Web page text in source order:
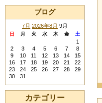
ブログ
7月 2026年8月 9月
日 月 火 水 木 金 土
1
2
3 4 5 6 7
8
9
10 11 12 13 14
15
16
17 18 19 20 21
22
23
24 25 26 27 28
29
30
31
カテゴリー